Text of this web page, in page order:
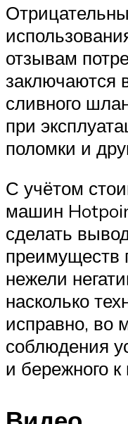
отзывам
заключаются
сливного
при
поломки и
С учётом
машин
сделать
преимуществ
нежели
насколько
исправно, во
соблюдения
и бережного